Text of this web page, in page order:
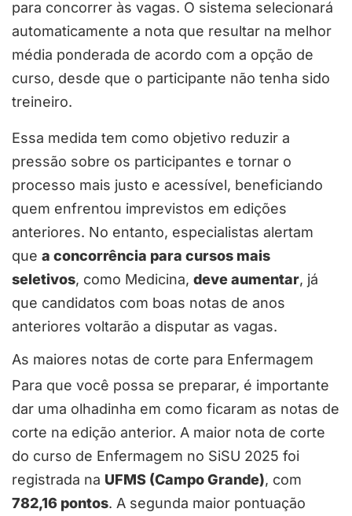
para concorrer às vagas. O sistema selecionará
automaticamente a nota que resultar na melhor
média ponderada de acordo com a opção de
curso, desde que o participante não tenha sido
treineiro.
Essa medida tem como objetivo reduzir a
pressão sobre os participantes e tornar o
processo mais justo e acessível, beneficiando
quem enfrentou imprevistos em edições
anteriores. No entanto, especialistas alertam
que a concorrência para cursos mais
seletivos, como Medicina, deve aumentar, já
que candidatos com boas notas de anos
anteriores voltarão a disputar as vagas.
As maiores notas de corte para Enfermagem
Para que você possa se preparar, é importante
dar uma olhadinha em como ficaram as notas de
corte na edição anterior. A maior nota de corte
do curso de Enfermagem no SiSU 2025 foi
registrada na UFMS (Campo Grande), com
782,16 pontos. A segunda maior pontuação